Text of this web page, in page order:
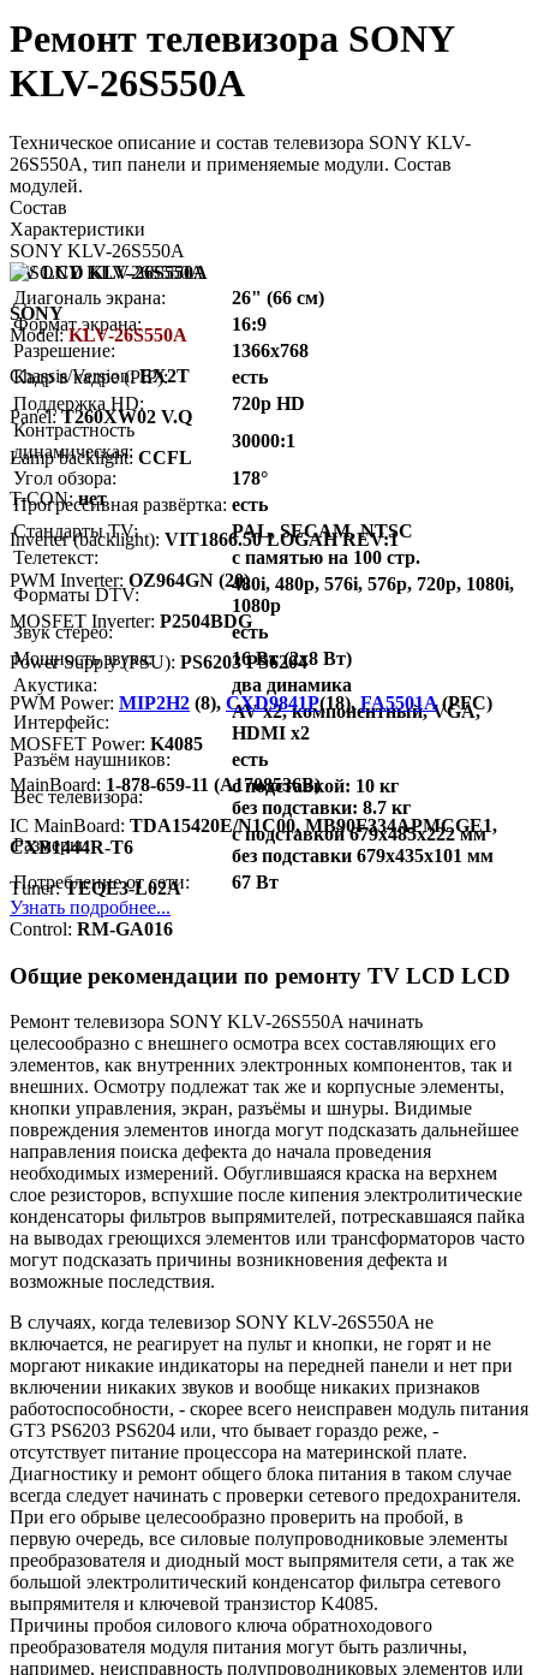
Ремонт телевизора SONY
KLV-26S550A
Техническое описание и состав телевизора SONY KLV-
26S550A, тип панели и применяемые модули. Состав
модулей.
Состав
Характеристики
SONY KLV-26S550A
TV LCD KLV-26S550A
Диагональ экрана:
26" (66 см)
Формат экрана:
16:9
Разрешение:
1366x768
Кадр в кадре (PIP):
есть
Поддержка HD:
720p HD
Контрастность
динамическая:
30000:1
Угол обзора:
178°
Прогрессивная развёртка: есть
Стандарты TV:
PAL, SECAM, NTSC
Телетекст:
с памятью на 100 стр.
Форматы DTV:
480i, 480p, 576i, 576p, 720p, 1080i,
1080p
Звук стерео:
есть
Мощность звука:
16 Вт (2х8 Вт)
Акустика:
два динамика
Интерфейс:
AV x2, компонентный, VGA,
HDMI x2
Разъём наушников:
есть
Вес телевизора:
с подставкой: 10 кг
без подставки: 8.7 кг
Размеры:
с подставкой 679x485x222 мм
без подставки 679x435x101 мм
Потребление от сети:
67 Вт
Узнать подробнее...
SONY
Model:KLV-26S550A
Chassis/Version:EX2T
Panel:T260XW02 V.Q
Lamp backlight: CCFL
T-CON:нет
Inverter (backlight): VIT1866.50 LOGAH REV:1
PWM Inverter: OZ964GN (20)
MOSFET Inverter: P2504BDG
Power Supply (PSU): PS6203 PS6204
PWM Power: MIP2H2 (8), CXD9841P(18), FA5501A(PFC)
MOSFET Power: K4085
MainBoard: 1-878-659-11 (A1708536B)
IC MainBoard: TDA15420E/N1C00, MB90F334APMCGE1,
CXB1444R-T6
Тuner:TEQE3-L02A
Control: RM-GA016
Общие рекомендации по ремонту TV LCD LCD
Ремонт телевизора SONY KLV-26S550A начинать
целесообразно с внешнего осмотра всех составляющих его
элементов, как внутренних электронных компонентов, так и
внешних. Осмотру подлежат так же и корпусные элементы,
кнопки управления, экран, разъёмы и шнуры. Видимые
повреждения элементов иногда могут подсказать дальнейшее
направления поиска дефекта до начала проведения
необходимых измерений. Обуглившаяся краска на верхнем
слое резисторов, вспухшие после кипения электролитические
конденсаторы фильтров выпрямителей, потрескавшаяся пайка
на выводах греющихся элементов или трансформаторов часто
могут подсказать причины возникновения дефекта и
возможные последствия.
В случаях, когда телевизор SONY KLV-26S550A не
включается, не реагирует на пульт и кнопки, не горят и не
моргают никакие индикаторы на передней панели и нет при
включении никаких звуков и вообще никаких признаков
работоспособности, - скорее всего неисправен модуль питания
GT3 PS6203 PS6204 или, что бывает гораздо реже, -
отсутствует питание процессора на материнской плате.
Диагностику и ремонт общего блока питания в таком случае
всегда следует начинать с проверки сетевого предохранителя.
При его обрыве целесообразно проверить на пробой, в
первую очередь, все силовые полупроводниковые элементы
преобразователя и диодный мост выпрямителя сети, а так же
большой электролитический конденсатор фильтра сетевого
выпрямителя и ключевой транзистор K4085.
Причины пробоя силового ключа обратноходового
преобразователя модуля питания могут быть различны,
например, неисправность полупроводниковых элементов или